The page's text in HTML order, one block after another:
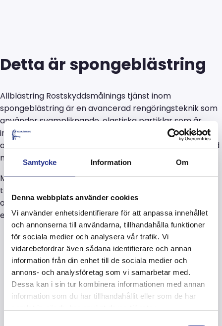
Samtycke Information Om
Denna webbplats använder cookies
Vi använder enhetsidentifierare för att anpassa innehållet
och annonserna till användarna, tillhandahålla funktioner
för sociala medier och analysera vår trafik. Vi
vidarebefordrar även sådana identifierare och annan
information från din enhet till de sociala medier och
annons- och analysföretag som vi samarbetar med.
Dessa kan i sin tur kombinera informationen med annan
information som du har tillhandahållit eller som de har
Detta är spongeblästring
Allblästring Rostskyddsmålnings tjänst inom
spongeblästring är en avancerad rengöringsteknik som
använder svampliknande, elastiska partiklar som är
impregnerade med ett slipande medel. Dessa partiklar
avlägsnar smuts, färg, rost och andra beläggningar med
mycket liten dammutveckling.
Metoden är särskilt lämplig för känsliga ytor där
traditionella blästringsmetoder kan vara för aggressiva
och kanske förstöra ytan. Tillsammans med oss kan du
exempelvis få spongeblästrat bland annat:
Broar
Garage och parkeringshus
Industrier
Övriga stålkonstruktioner